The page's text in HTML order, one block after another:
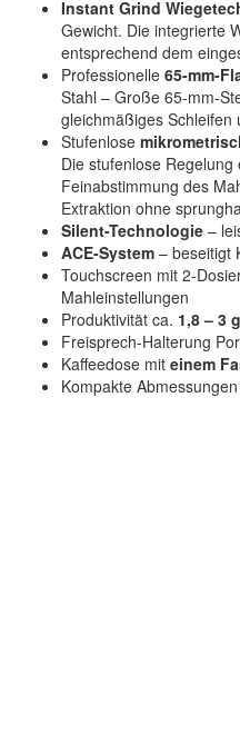
Instant Grind
Gewicht. Die integrierte
entsprechend dem
Professionelle 65-mm-
Stahl – Große 65-mm-
gleichmäßiges Schleifen
Stufenlose
Die stufenlose
Feinabstimmung des
Extraktion ohne
Silent-Technologie –
ACE-System – beseitigt
Touchscreen mit 2-
Mahleinstellungen
Produktivität ca. 1,8 – 3
Freisprech-Halterung
Kaffeedose mit einem
Kompakte